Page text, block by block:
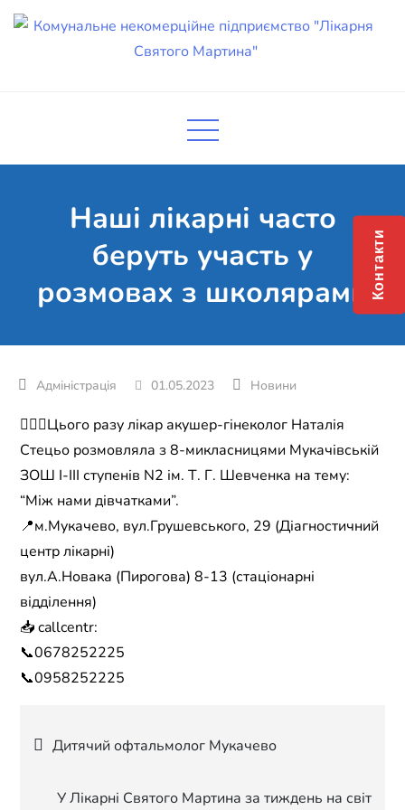
Skip
підприємство "Лікарня Святого
Наші лікарні часто
беруть участь у
розмовах з школярами
01.05.2023 Новини
👩🏻‍⚕️Цього разу лікар акушер-гінеколог Наталія
Стецьо розмовляла з 8-микласницями Мукачівській
ЗОШ І-ІІІ ступенів N2 ім. Т. Г. Шевченка на тему:
“Між нами дівчатками”.
📍м.Мукачево, вул.Грушевського, 29 (Діагностичний
центр лікарні)
вул.А.Новака (Пирогова) 8-13 (стаціонарні
відділення)
📥 callcentr:
📞0678252225
📞0958252225
Навігація
записів
Дитячий офтальмолог Мукачево
У Лікарні Святого Мартина за тиждень на світ
Контакти